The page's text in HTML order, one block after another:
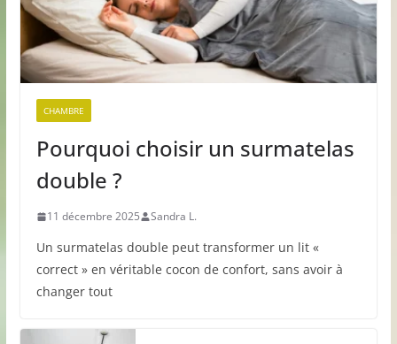
CHAMBRE
Pourquoi choisir un surmatelas
double ?
11 décembre 2025 Sandra L.
Un surmatelas double peut transformer un lit «
correct » en véritable cocon de confort, sans avoir à
changer tout